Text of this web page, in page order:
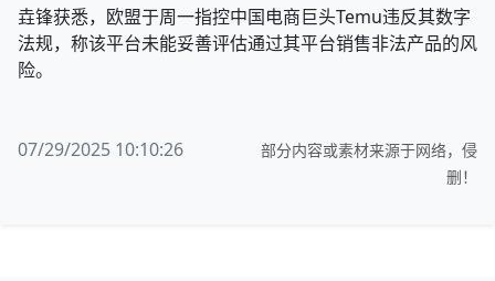
垚锋获悉，欧盟于周一指控中国电商巨头Temu违反其数字
法规，称该平台未能妥善评估通过其平台销售非法产品的风
险。
07/29/2025 10:10:26
部分内容或素材来源于网络，侵
删！